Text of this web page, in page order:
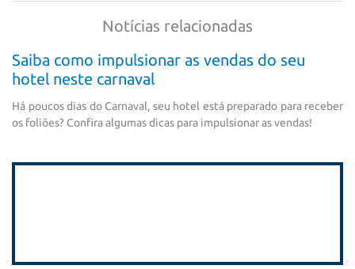
Notícias relacionadas
Saiba como impulsionar as vendas do seu
hotel neste carnaval
Há poucos dias do Carnaval, seu hotel está preparado para receber
os foliões? Confira algumas dicas para impulsionar as vendas!